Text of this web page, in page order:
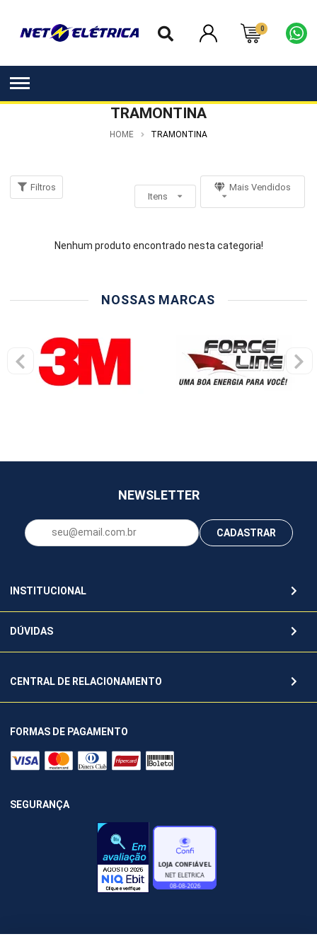
0
TRAMONTINA
HOME TRAMONTINA
Filtros
Itens
Mais Vendidos
Nenhum produto encontrado nesta categoria!
NOSSAS MARCAS
NEWSLETTER
CADASTRAR
INSTITUCIONAL
DÚVIDAS
CENTRAL DE RELACIONAMENTO
FORMAS DE PAGAMENTO
SEGURANÇA